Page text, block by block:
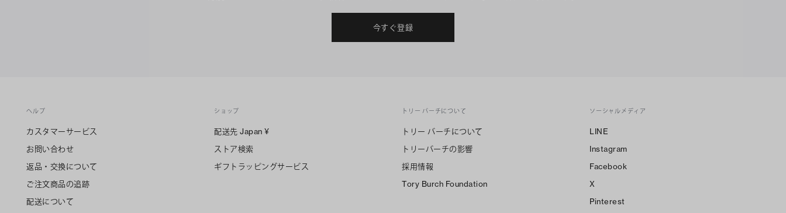
今すぐ登録
ヘルプ
カスタマーサービス
お問い合わせ
返品・交換について
ご注文商品の追跡
配送について
ショップ
配送先 Japan ¥
ストア検索
ギフトラッピングサービス
トリー バーチについて
トリー バーチについて
トリーバーチの影響
採用情報
Tory Burch Foundation
ソーシャルメディア
LINE
Instagram
Facebook
X
Pinterest